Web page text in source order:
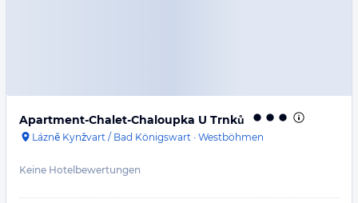
Apartment-Chalet-Chaloupka U Trnků
Lázně Kynžvart / Bad Königswart · Westböhmen
Keine Hotelbewertungen